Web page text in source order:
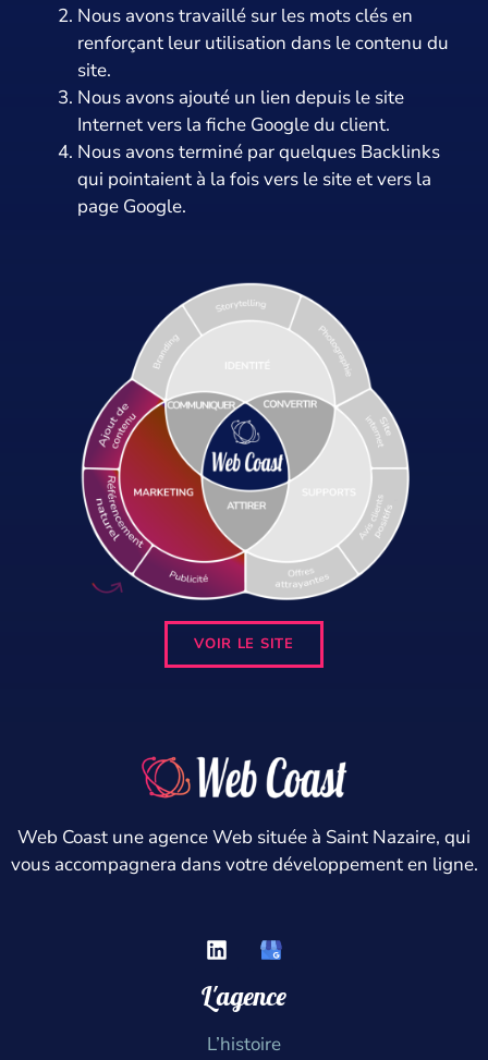
Nous avons travaillé sur les mots clés en
renforçant leur utilisation dans le contenu du
site.
Nous avons ajouté un lien depuis le site
Internet vers la fiche Google du client.
Nous avons terminé par quelques Backlinks
qui pointaient à la fois vers le site et vers la
page Google.
VOIR LE SITE
Web Coast une agence Web située à Saint Nazaire, qui
vous accompagnera dans votre développement en ligne.
L'agence
L’histoire